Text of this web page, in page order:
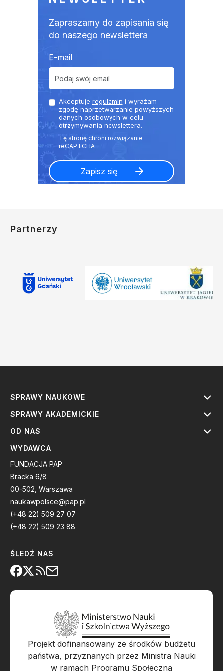
Zapraszamy do zapisania się
do naszego newslettera
E-mail
Akceptuje regulamin i wyrażam
zgodę naprzetwarzanie powyższych
danych osobowych w celu
otrzymywania newslettera.
Partnerzy
SPRAWY NAUKOWE
SPRAWY AKADEMICKIE
OD NAS
WYDAWCA
FUNDACJA PAP
Bracka 6/8
00-502, Warszawa
naukawpolsce@pap.pl
(+48 22) 509 27 07
(+48 22) 509 23 88
ŚLEDŹ NAS
Projekt dofinansowany ze środków budżetu
państwa, przyznanych przez Ministra Nauki
w ramach Programu Społeczna